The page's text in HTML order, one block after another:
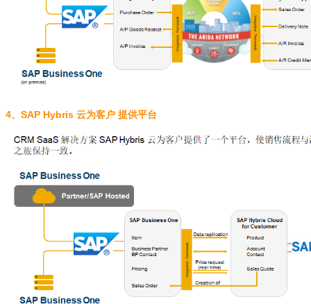
4、SAP Hybris 云为客户 提供平台